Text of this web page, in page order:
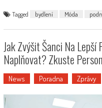
Tagged bydlení Móda
Jak Zvýšit Šanci Na
Naplňovat? Zkuste
News Poradna Zprávy